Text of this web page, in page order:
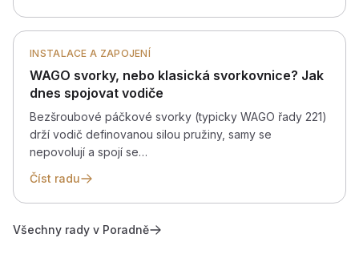
INSTALACE A ZAPOJENÍ
WAGO svorky, nebo klasická svorkovnice? Jak
dnes spojovat vodiče
Bezšroubové páčkové svorky (typicky WAGO řady 221)
drží vodič definovanou silou pružiny, samy se
nepovolují a spojí se…
Číst radu
Všechny rady v Poradně